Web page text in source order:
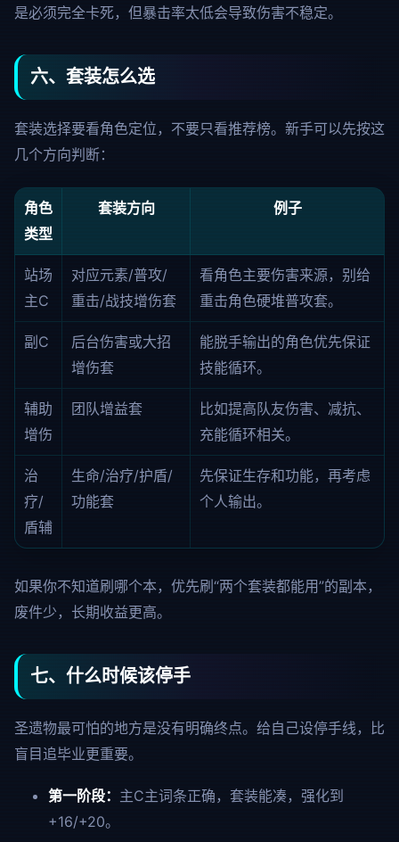
是必须完全卡死，但暴击率太低会导致伤害不稳定。
六、套装怎么选
套装选择要看角色定位，不要只看推荐榜。新手可以先按这
几个方向判断：
角色
类型
套装方向 例子
站场
主C
对应元素/普攻/
重击/战技增伤套
看角色主要伤害来源，别给
重击角色硬堆普攻套。
副C
后台伤害或大招
增伤套
能脱手输出的角色优先保证
技能循环。
辅助
增伤
团队增益套
比如提高队友伤害、减抗、
充能循环相关。
治
疗/
盾辅
生命/治疗/护盾/
功能套
先保证生存和功能，再考虑
个人输出。
如果你不知道刷哪个本，优先刷“两个套装都能用”的副本，
废件少，长期收益更高。
七、什么时候该停手
圣遗物最可怕的地方是没有明确终点。给自己设停手线，比
盲目追毕业更重要。
第一阶段： 主C主词条正确，套装能凑，强化到
+16/+20。